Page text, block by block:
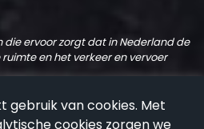
die ervoor zorgt dat in Nederland de
en het verkeer en vervoer
gebruik van cookies. Met
cookies zorgen we